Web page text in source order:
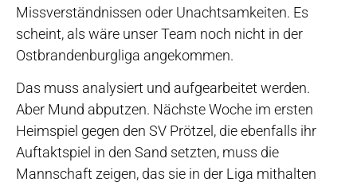
Missverständnissen oder Unachtsamkeiten. Es
scheint, als wäre unser Team noch nicht in der
Ostbrandenburgliga angekommen.
Das muss analysiert und aufgearbeitet werden.
Aber Mund abputzen. Nächste Woche im ersten
Heimspiel gegen den SV Prötzel, die ebenfalls ihr
Auftaktspiel in den Sand setzten, muss die
Mannschaft zeigen, das sie in der Liga mithalten